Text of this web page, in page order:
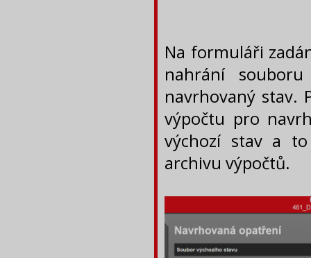
Na formuláři
nahrání
navrhovaný stav.
výpočtu pro
výchozí stav a
archivu výpočtů.